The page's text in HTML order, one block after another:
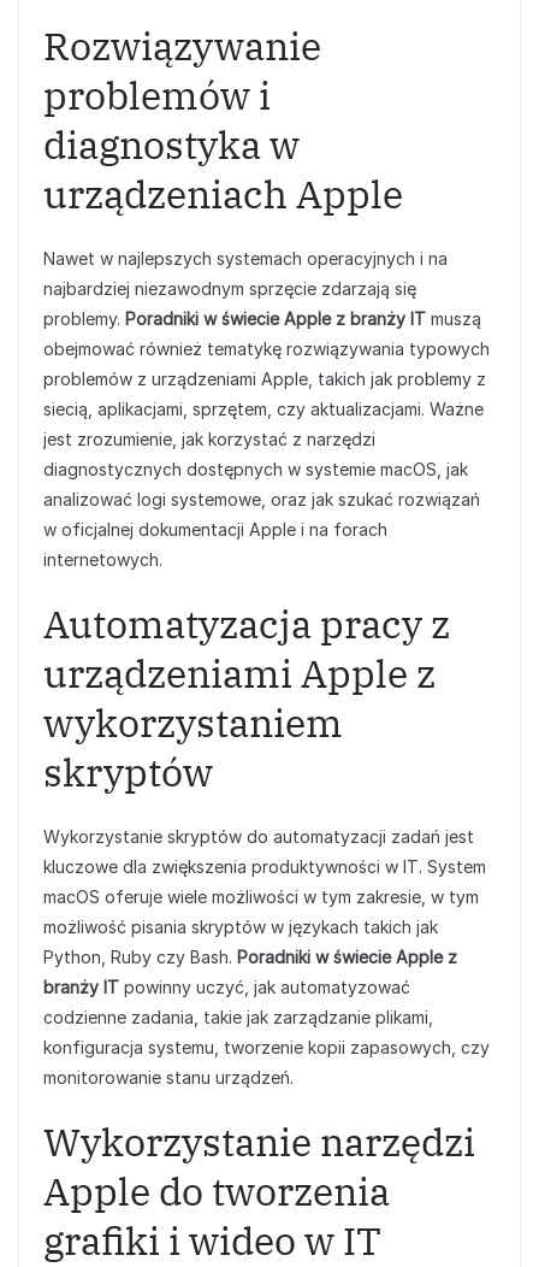
Rozwiązywanie
problemów i
diagnostyka w
urządzeniach Apple
Nawet w najlepszych systemach operacyjnych i na
najbardziej niezawodnym sprzęcie zdarzają się
problemy. Poradniki w świecie Apple z branży IT muszą
obejmować również tematykę rozwiązywania typowych
problemów z urządzeniami Apple, takich jak problemy z
siecią, aplikacjami, sprzętem, czy aktualizacjami. Ważne
jest zrozumienie, jak korzystać z narzędzi
diagnostycznych dostępnych w systemie macOS, jak
analizować logi systemowe, oraz jak szukać rozwiązań
w oficjalnej dokumentacji Apple i na forach
internetowych.
Automatyzacja pracy z
urządzeniami Apple z
wykorzystaniem
skryptów
Wykorzystanie skryptów do automatyzacji zadań jest
kluczowe dla zwiększenia produktywności w IT. System
macOS oferuje wiele możliwości w tym zakresie, w tym
możliwość pisania skryptów w językach takich jak
Python, Ruby czy Bash. Poradniki w świecie Apple z
branży IT powinny uczyć, jak automatyzować
codzienne zadania, takie jak zarządzanie plikami,
konfiguracja systemu, tworzenie kopii zapasowych, czy
monitorowanie stanu urządzeń.
Wykorzystanie narzędzi
Apple do tworzenia
grafiki i wideo w IT